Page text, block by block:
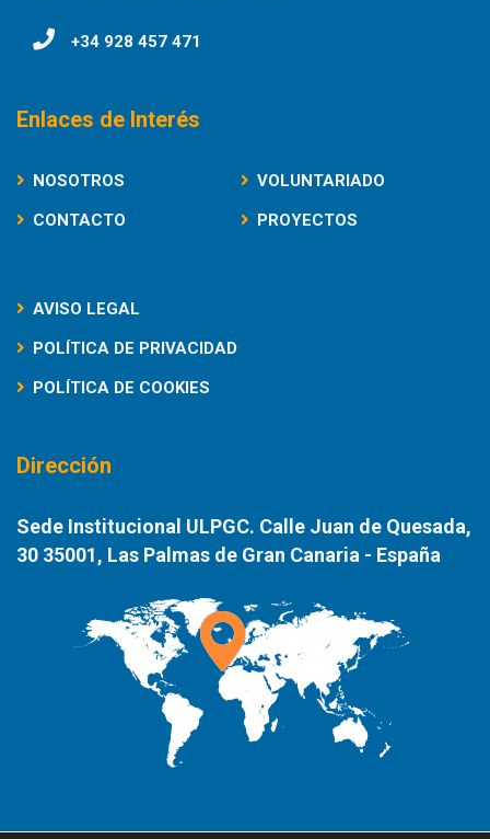
+34 928 457 471
Enlaces de Interés
NOSOTROS
VOLUNTARIADO
CONTACTO
PROYECTOS
AVISO LEGAL
POLÍTICA DE PRIVACIDAD
POLÍTICA DE COOKIES
Dirección
Sede Institucional ULPGC. Calle Juan de Quesada,
30 35001, Las Palmas de Gran Canaria - España